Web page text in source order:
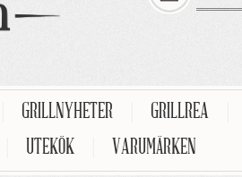
GRILLNYHETER GRILLREA
UTEKÖK VARUMÄRKEN